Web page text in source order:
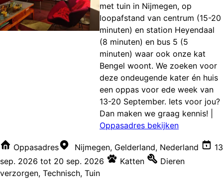
met tuin in Nijmegen, op
loopafstand van centrum (15-20
minuten) en station Heyendaal
(8 minuten) en bus 5 (5
minuten) waar ook onze kat
Bengel woont. We zoeken voor
deze ondeugende kater én huis
een oppas voor ede week van
13-20 September. Iets voor jou?
Dan maken we graag kennis!
Oppasadres bekijken
Oppasadres Nijmegen, Gelderland, Nederland
13
sep. 2026 tot 20 sep. 2026 Katten
Dieren
verzorgen, Technisch, Tuin